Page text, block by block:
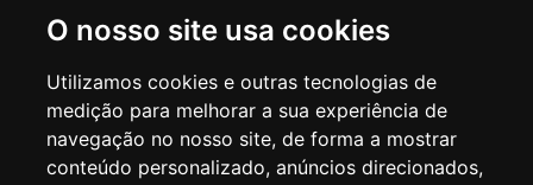
O nosso site usa cookies
Utilizamos cookies e outras tecnologias de
medição para melhorar a sua experiência de
navegação no nosso site, de forma a mostrar
conteúdo personalizado, anúncios direcionados,
SECRETARIA DE EDUCAÇÃO